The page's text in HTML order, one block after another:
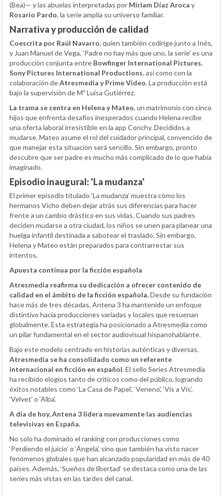
(Bea)— y las abuelas interpretadas por Miriam Díaz Aroca y
Rosario Pardo, la serie amplía su universo familiar.
Narrativa y producción de calidad
Coescrita por Raúl Navarro, quien también codirige junto a Inés,
y Juan Manuel de Vega, ‘Padre no hay más que uno, la serie’ es una
producción conjunta entre Bowfinger International Pictures,
Sony Pictures International Productions, así como con la
colaboración deAtresmedia y Prime Video. La producción está
bajo la supervisión de Mª Luisa Gutiérrez.
La trama se centra en Helena y Mateo, un matrimonio con cinco
hijos que enfrenta desafíos inesperados cuando Helena recibe
una oferta laboral irresistible en la app Conchy. Decididos a
mudarse, Mateo asume el rol del cuidador principal, convencido de
que manejar esta situación será sencillo. Sin embargo, pronto
descubre que ser padre es mucho más complicado de lo que había
imaginado.
Episodio inaugural: 'La mudanza'
El primer episodio titulado ‘La mudanza’ muestra cómo los
hermanos Vicho deben dejar atrás sus diferencias para hacer
frente a un cambio drástico en sus vidas. Cuando sus padres
deciden mudarse a otra ciudad, los niños se unen para planear una
huelga infantil destinada a sabotear el traslado. Sin embargo,
Helena y Mateo están preparados para contrarrestar sus
intentos.
Apuesta continua por la ficción española
Atresmedia reafirma su dedicación a ofrecer contenido de
calidad en el ámbito de la ficción española.Desde su fundación
hace más de tres décadas, Antena 3 ha mantenido un enfoque
distintivo hacia producciones variadas y locales que resuenan
globalmente. Esta estrategia ha posicionado a Atresmedia como
un pilar fundamental en el sector audiovisual hispanohablante.
Bajo este modelo centrado en historias auténticas y diversas,
Atresmedia se ha consolidado como un referente
internacional en ficción en español.El sello Series Atresmedia
ha recibido elogios tanto de críticos como del público, logrando
éxitos notables como ‘La Casa de Papel’, ‘Veneno’, ‘Vis a Vis’,
‘Velvet’ o ‘Alba’.
A día de hoy, Antena 3 lidera nuevamente las audiencias
televisivas en España.
No solo ha dominado el ranking con producciones como
‘Perdiendo el juicio’ o ‘Ángela’, sino que también ha visto nacer
fenómenos globales que han alcanzado popularidad en más de 40
países. Además, ‘Sueños de libertad’ se destaca como una de las
series más vistas en las tardes del canal.